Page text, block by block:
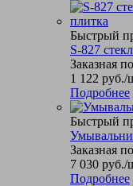
Быстрый
S-827
Заказная
1 122 руб./
Подробнее
Быстрый
Заказная
7 030 руб./
Подробнее